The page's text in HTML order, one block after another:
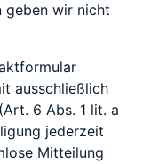
geben wir nicht
ausschließlich
6 Abs. 1 lit. a
jederzeit
Mitteilung